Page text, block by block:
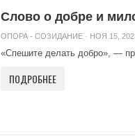
Слово о добре и
ОПОРА - СОЗИДАНИЕ · НОЯ 15,
«Спешите делать добро», —
ПОДРОБНЕЕ